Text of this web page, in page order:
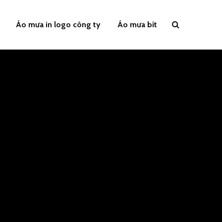
Áo mưa in logo công ty Áo mưa bít